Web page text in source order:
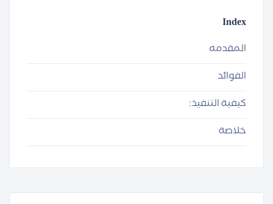
Index
المقدمه
الفوائد
كيفية التنفيذ:
خلاصة